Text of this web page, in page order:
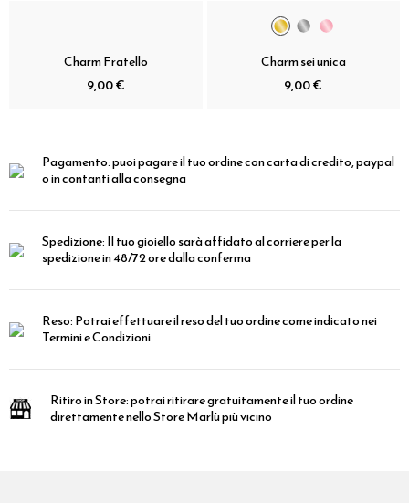
Charm Fratello
9,00 €
Charm sei unica
9,00 €
Pagamento:puoi pagare il tuo ordine con carta di credito, paypal
o in contanti alla consegna
Spedizione:Il tuo gioiello sarà affidato al corriere per la
spedizione in 48/72 ore dalla conferma
Reso:Potrai effettuare il reso del tuo ordine come indicato nei
Termini e Condizioni.
Ritiro in Store:potrai ritirare gratuitamente il tuo ordine
direttamente nello Store Marlù più vicino